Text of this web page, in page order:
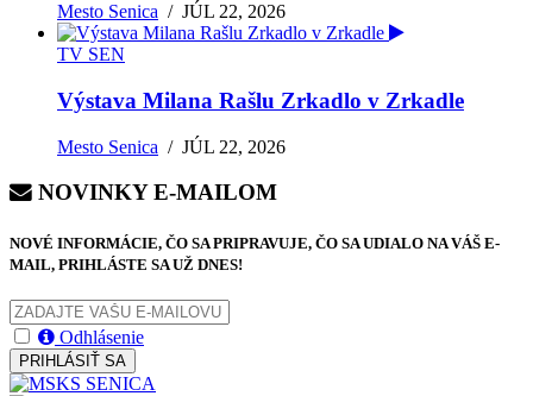
Mesto Senica /JÚL 22, 2026
TV SEN
Výstava Milana Rašlu Zrkadlo v Zrkadle
Mesto Senica /JÚL 22, 2026
NOVINKY E-MAILOM
NOVÉ INFORMÁCIE, ČO SA PRIPRAVUJE, ČO SA UDIALO NA VÁŠ E-
MAIL, PRIHLÁSTE SA UŽ DNES!
Odhlásenie
PRIHLÁSIŤ SA